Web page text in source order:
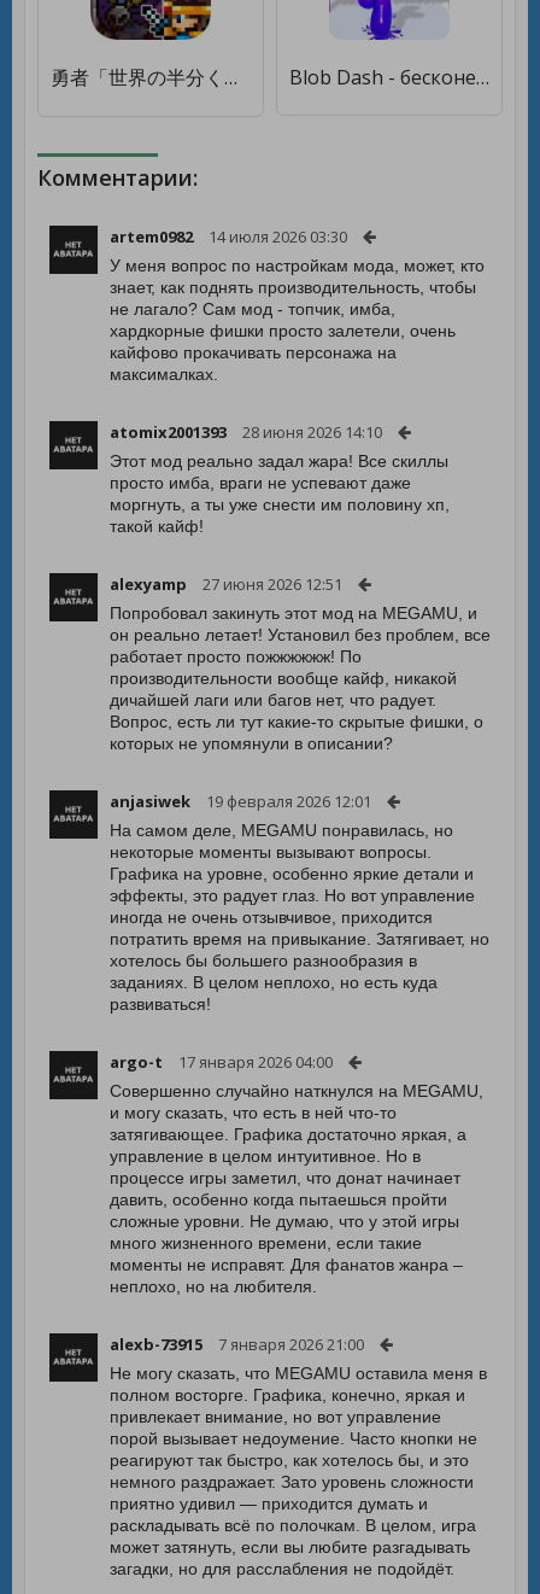
勇者「世界の半分くれるって言ったのに」 [Много монет] Blob Dash - бесконечный бегун [Много монет]
Комментарии:
artem0982 14 июля 2026 03:30
У меня вопрос по настройкам мода, может, кто
знает, как поднять производительность, чтобы
не лагало? Сам мод - топчик, имба,
хардкорные фишки просто залетели, очень
кайфово прокачивать персонажа на
максималках.
atomix2001393 28 июня 2026 14:10
Этот мод реально задал жара! Все скиллы
просто имба, враги не успевают даже
моргнуть, а ты уже снести им половину хп,
такой кайф!
alexyamp 27 июня 2026 12:51
Попробовал закинуть этот мод на MEGAMU, и
он реально летает! Установил без проблем, все
работает просто пожжжжжж! По
производительности вообще кайф, никакой
дичайшей лаги или багов нет, что радует.
Вопрос, есть ли тут какие-то скрытые фишки, о
которых не упомянули в описании?
anjasiwek 19 февраля 2026 12:01
На самом деле, MEGAMU понравилась, но
некоторые моменты вызывают вопросы.
Графика на уровне, особенно яркие детали и
эффекты, это радует глаз. Но вот управление
иногда не очень отзывчивое, приходится
потратить время на привыкание. Затягивает, но
хотелось бы большего разнообразия в
заданиях. В целом неплохо, но есть куда
развиваться!
argo-t 17 января 2026 04:00
Совершенно случайно наткнулся на MEGAMU,
и могу сказать, что есть в ней что-то
затягивающее. Графика достаточно яркая, а
управление в целом интуитивное. Но в
процессе игры заметил, что донат начинает
давить, особенно когда пытаешься пройти
сложные уровни. Не думаю, что у этой игры
много жизненного времени, если такие
моменты не исправят. Для фанатов жанра –
неплохо, но на любителя.
alexb-73915 7 января 2026 21:00
Не могу сказать, что MEGAMU оставила меня в
полном восторге. Графика, конечно, яркая и
привлекает внимание, но вот управление
порой вызывает недоумение. Часто кнопки не
реагируют так быстро, как хотелось бы, и это
немного раздражает. Зато уровень сложности
приятно удивил — приходится думать и
раскладывать всё по полочкам. В целом, игра
может затянуть, если вы любите разгадывать
загадки, но для расслабления не подойдёт.